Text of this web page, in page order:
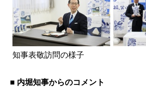
知事表敬訪問の様子
■ 内堀知事からのコメント